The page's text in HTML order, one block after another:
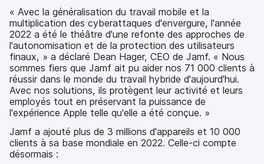
« Avec la généralisation du travail mobile et la
multiplication des cyberattaques d'envergure, l'année
2022 a été le théâtre d'une refonte des approches de
l'autonomisation et de la protection des utilisateurs
finaux, » a déclaré Dean Hager, CEO de Jamf. « Nous
sommes fiers que Jamf ait pu aider nos 71 000 clients à
réussir dans le monde du travail hybride d'aujourd'hui.
Avec nos solutions, ils protègent leur activité et leurs
employés tout en préservant la puissance de
l'expérience Apple telle qu'elle a été conçue. »
Jamf a ajouté plus de 3 millions d'appareils et 10 000
clients à sa base mondiale en 2022. Celle-ci compte
désormais :